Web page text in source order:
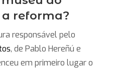
reforma?
responsável pelo
, de Pablo Hereñú e
em primeiro lugar o